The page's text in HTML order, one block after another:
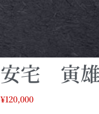
安宅 寅
¥120,000